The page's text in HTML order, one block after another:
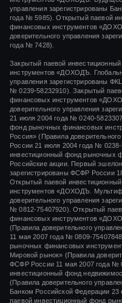
управления зарегистрированы
года № 5985). Открытый паевой
финансовых инструментов
доверительного управления
года № 7428).
Закрытый паевой
инструментов «ДОХОДЪ.
управления зарегистрированы
№ 0239-58232910). Закрытый
финансовых инструментов
доверительного управления
21 июля 2004 года № 0240-
фонд рыночных финансовых
Россия» (Правила
России21 июля 2004 года № 0238-
инвестиционный фонд рыночных
Российские акции. Первый
зарегистрированы ФСФР России
Открытый паевой
инструментов «ДОХОДЪ.
доверительного управления
№ 0812-75407920). Открытый
финансовых инструментов
(Правила доверительного
11 мая 2007 года № 0809-
рыночных финансовых
Мировой рынок» (Правила
ФСФР России 11 мая 2007 года №
инвестиционный фонд
(Правила доверительного
Банком Российской Федерации 23
паевой инвестиционный фонд